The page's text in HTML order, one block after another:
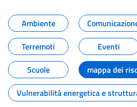
Tutti i contenuti
Ambiente
Terremoti
Eventi
Scuole
mappa dei
Vulnerabilità energetica e